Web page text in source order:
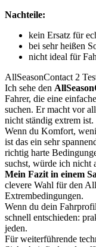
Nachteile:
kein Ersatz für
bei sehr heißen
nicht ideal für
AllSeasonContact 2
Ich sehe den
Fahrer, die eine
suchen. Er macht vor
nicht ständig extrem ist.
Wenn du Komfort,
ist das ein sehr
richtig harte
suchst, würde ich nicht
Mein Fazit in einem
clevere Wahl für den
Extrembedingungen.
Wenn du dein
schnell entschieden:
jeden.
Für weiterführende